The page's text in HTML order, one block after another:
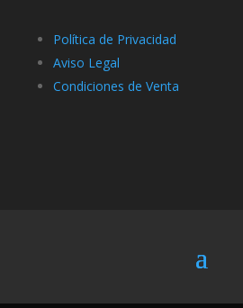
Política de Privacidad
Aviso Legal
Condiciones de Venta